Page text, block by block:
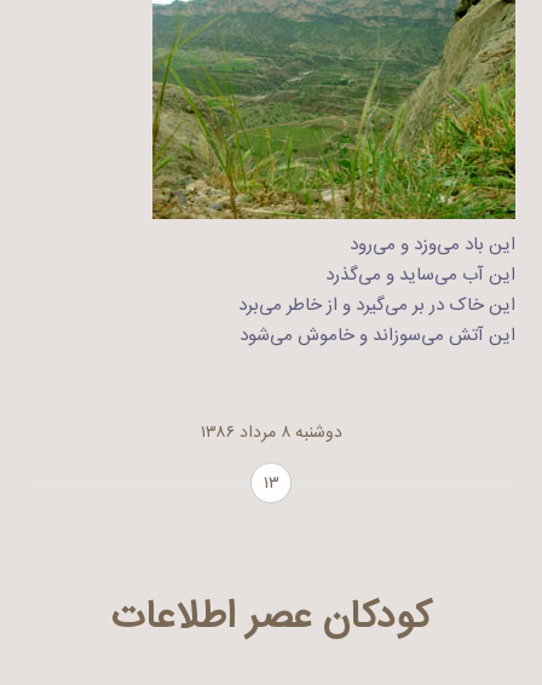
این باد می‌وزد و می‌رود
این آب می‌ساید و می‌گذرد
این خاک در بر می‌گیرد و از خاطر می‌برد
این آتش می‌سوزاند و خاموش می‌شود
دوشنبه ۸ مرداد ۱۳۸۶
۱۳
کودکان عصر اطلاعات